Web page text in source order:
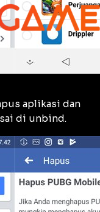
aplikasi dan
di unbind.